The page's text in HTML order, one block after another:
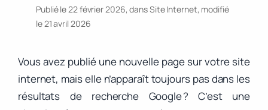
Publié le 22 février 2026, dansSite Internet, modifié
le 21 avril 2026
Vous avez publié une nouvelle page sur votre site
internet, mais elle n’apparaît toujours pas dans les
résultats de recherche Google ? C’est une